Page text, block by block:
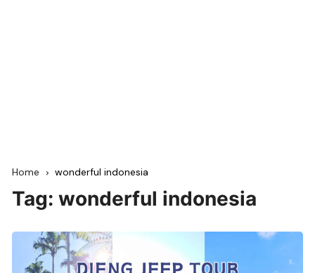
Home wonderful indonesia
Tag:wonderful indonesia